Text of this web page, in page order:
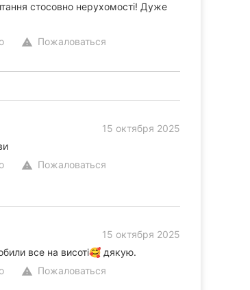
стосовно нерухомості! Дуже
warning Пожаловаться
15 октября 2025
warning Пожаловаться
15 октября 2025
все на висоті🥰 дякую.
warning Пожаловаться